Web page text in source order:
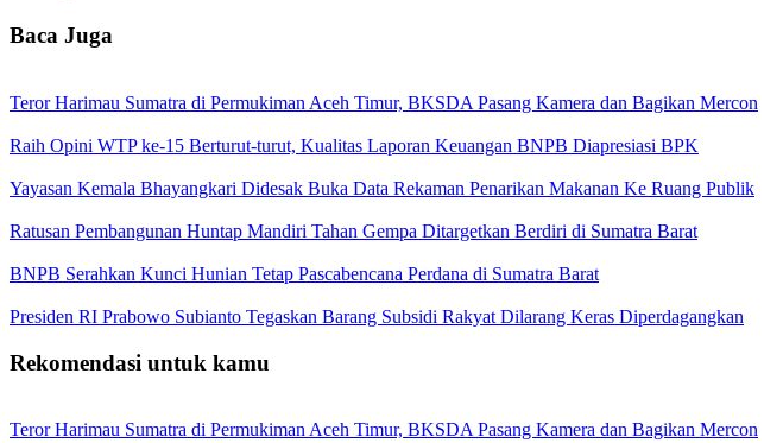
Baca Juga
Teror Harimau Sumatra di Permukiman Aceh Timur, BKSDA Pasang Kamera dan Bagikan Mercon
Raih Opini WTP ke-15 Berturut-turut, Kualitas Laporan Keuangan BNPB Diapresiasi BPK
Yayasan Kemala Bhayangkari Didesak Buka Data Rekaman Penarikan Makanan Ke Ruang Publik
Ratusan Pembangunan Huntap Mandiri Tahan Gempa Ditargetkan Berdiri di Sumatra Barat
BNPB Serahkan Kunci Hunian Tetap Pascabencana Perdana di Sumatra Barat
Presiden RI Prabowo Subianto Tegaskan Barang Subsidi Rakyat Dilarang Keras Diperdagangkan
Rekomendasi untuk kamu
Teror Harimau Sumatra di Permukiman Aceh Timur, BKSDA Pasang Kamera dan Bagikan Mercon